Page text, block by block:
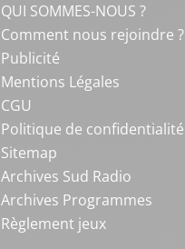
QUI SOMMES-NOUS ?
Comment nous rejoindre ?
Publicité
Mentions Légales
CGU
Politique de confidentialité
Sitemap
Archives Sud Radio
Archives Programmes
Règlement jeux